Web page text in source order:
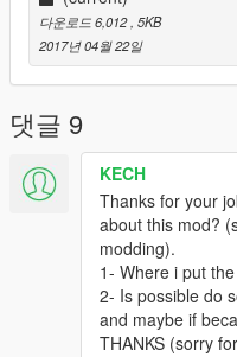
다운로드 6,012 , 5KB
2017년 04월 22일
댓글 9
KECH
Thanks for your
about this mod?
modding).
1- Where i put
2- Is possible do
and maybe if
THANKS (sorry